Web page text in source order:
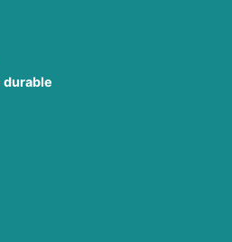
durable